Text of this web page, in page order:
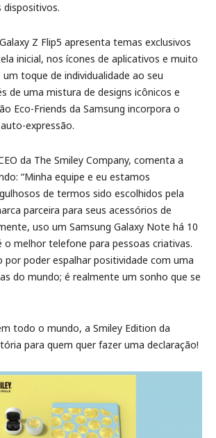
dispositivos.
Z Flip5 apresenta temas exclusivos
inicial, nos ícones de aplicativos e muito
toque de individualidade ao seu
de uma mistura de designs icônicos e
Eco-Friends da Samsung incorpora o
expressão.
da The Smiley Company, comenta a
“Minha equipe e eu estamos
de termos sido escolhidos pela
parceira para seus acessórios de
uso um Samsung Galaxy Note há 10
o melhor telefone para pessoas criativas.
poder espalhar positividade com uma
do mundo; é realmente um sonho que se
todo o mundo, a Smiley Edition da
para quem quer fazer uma declaração!